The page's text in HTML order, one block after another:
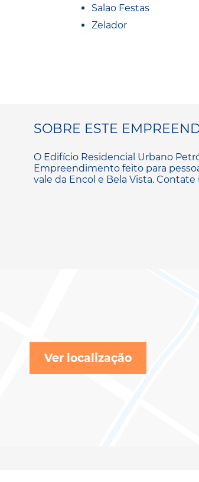
Salao Festas
Zelador
SOBRE ESTE
O Edifício Residencial Urbano
Empreendimento feito para
vale da Encol e Bela Vista.
Ver localização